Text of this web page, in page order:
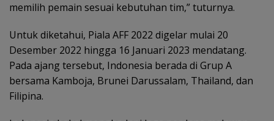
memilih pemain sesuai kebutuhan tim,” tuturnya.
Untuk diketahui, Piala AFF 2022 digelar mulai 20
Desember 2022 hingga 16 Januari 2023 mendatang.
Pada ajang tersebut, Indonesia berada di Grup A
bersama Kamboja, Brunei Darussalam, Thailand, dan
Filipina.